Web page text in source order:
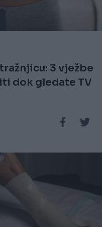
3 vježbe
dok gledate TV